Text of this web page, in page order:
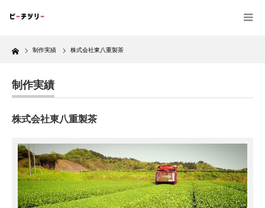
Home 制作実績 株式会社東八重製茶
制作実績
株式会社東八重製茶